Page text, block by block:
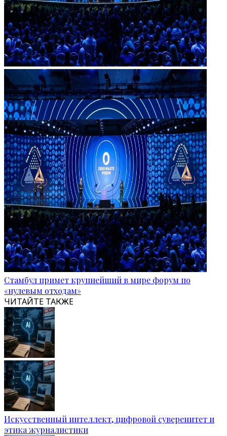
Стамбул примет крупнейший в мире форум по
«нулевым отходам»
ЧИТАЙТЕ ТАКЖЕ
Искусственный интеллект, цифровой суверенитет и
этика журналистики